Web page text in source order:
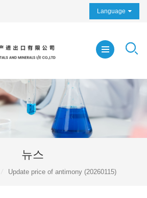
Language
뉴스
Update price of antimony (20260115)